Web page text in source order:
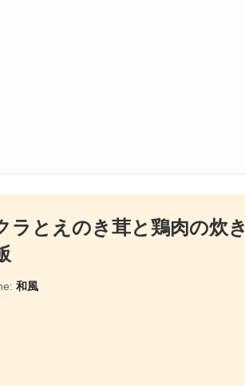
ラとえのき茸と鶏肉の炊
和風